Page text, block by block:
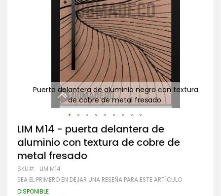
Puerta delantera de aluminio negro con textura
de cobre de metal fresado.
Saltar
al
comienzo
de
la
galería
de
imágenes
LIM M14 - puerta delantera de
aluminio con textura de cobre de
metal fresado
SKU LIM M14
SEA EL PRIMERO EN DEJAR UNA RESEÑA PARA ESTE ARTÍCULO
DISPONIBLE